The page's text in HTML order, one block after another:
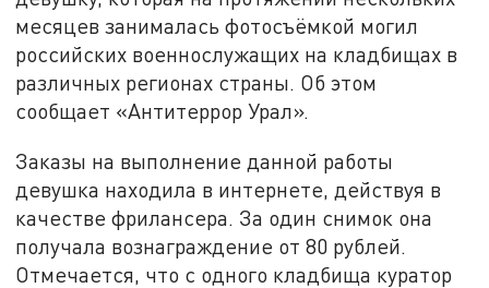
месяцев занималась фотосъёмкой могил
российских военнослужащих на кладбищах в
различных регионах страны. Об этом
сообщает «Антитеррор Урал».
Заказы на выполнение данной работы
девушка находила в интернете, действуя в
качестве фрилансера. За один снимок она
получала вознаграждение от 80 рублей.
Отмечается, что с одного кладбища куратор